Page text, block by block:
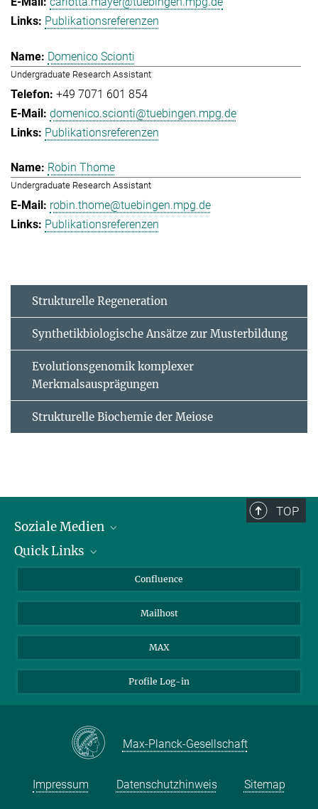
Publikationsreferenzen
Domenico Scionti
Undergraduate Research Assistant
+49 7071 601 854
domenico.scionti@tuebingen.mpg.de
Publikationsreferenzen
Robin Thome
Undergraduate Research Assistant
robin.thome@tuebingen.mpg.de
Publikationsreferenzen
Strukturelle Regeneration
Synthetikbiologische Ansätze zur Musterbildung
Evolutionsgenomik komplexer
Merkmalsausprägungen
Strukturelle Biochemie der Meiose
TOP
Soziale Medien
LinkedIn
YouTube
Quick Links
Über Tiere in der Forschung
Ihr Weg zu uns
Confluence
Mailhost
MAX
Profile Log-in
Max-Planck-Gesellschaft
Impressum Datenschutzhinweis Sitemap